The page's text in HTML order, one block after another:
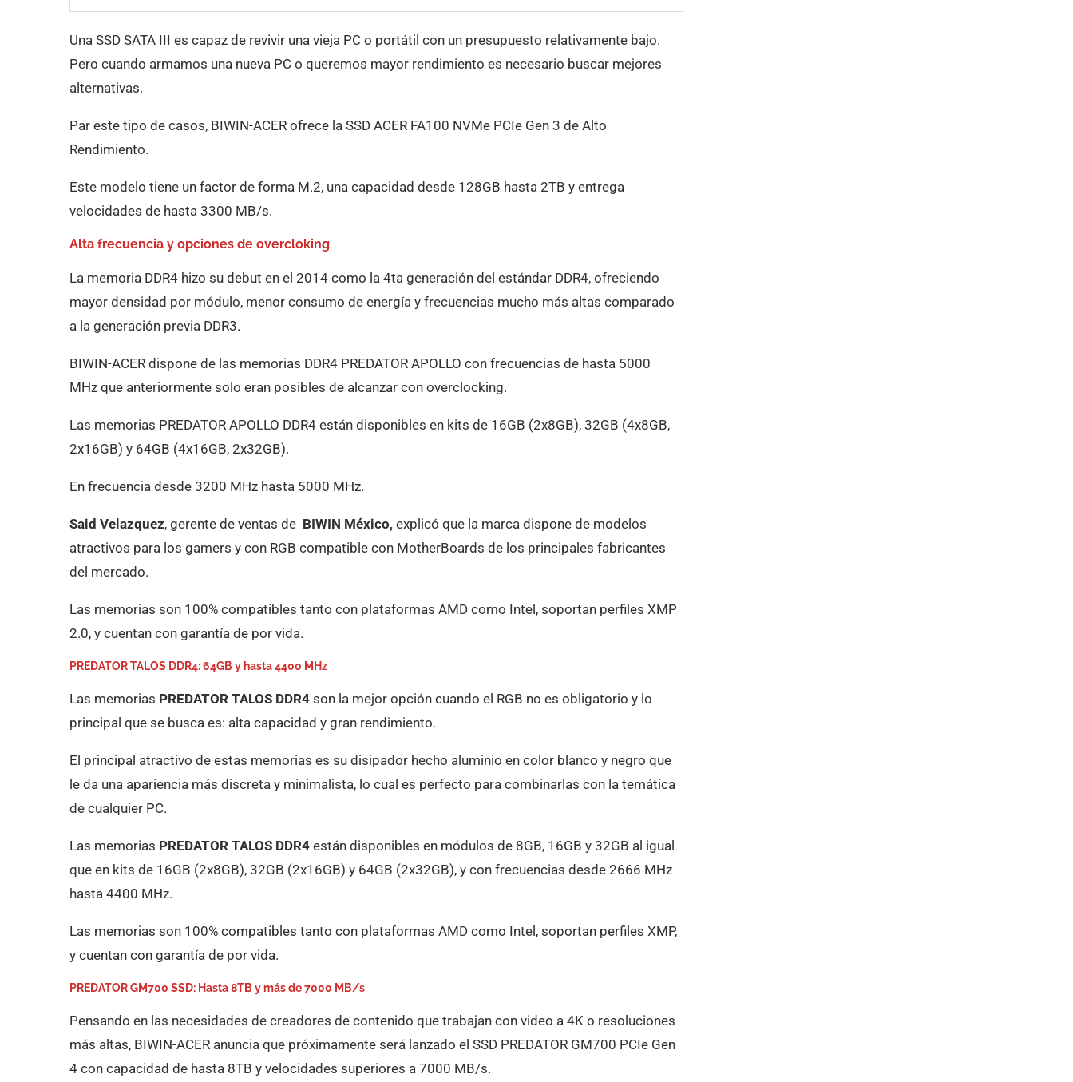
Una SSD SATA III es capaz de revivir una vieja PC o portátil con un presupuesto relativamente bajo.
Pero cuando armamos una nueva PC o queremos mayor rendimiento es necesario buscar mejores
alternativas.
Par este tipo de casos, BIWIN-ACER ofrece la SSD ACER FA100 NVMe PCIe Gen 3 de Alto
Rendimiento.
Este modelo tiene un factor de forma M.2, una capacidad desde 128GB hasta 2TB y entrega
velocidades de hasta 3300 MB/s.
Alta frecuencia y opciones de overcloking
La memoria DDR4 hizo su debut en el 2014 como la 4ta generación del estándar DDR4, ofreciendo
mayor densidad por módulo, menor consumo de energía y frecuencias mucho más altas comparado
a la generación previa DDR3.
BIWIN-ACER dispone de las memorias DDR4 PREDATOR APOLLO con frecuencias de hasta 5000
MHz que anteriormente solo eran posibles de alcanzar con overclocking.
Las memorias PREDATOR APOLLO DDR4 están disponibles en kits de 16GB (2x8GB), 32GB (4x8GB,
2x16GB) y 64GB (4x16GB, 2x32GB).
En frecuencia desde 3200 MHz hasta 5000 MHz.
Said Velazquez, gerente de ventas de BIWIN México, explicó que la marca dispone de modelos
atractivos para los gamers y con RGB compatible con MotherBoards de los principales fabricantes
del mercado.
Las memorias son 100% compatibles tanto con plataformas AMD como Intel, soportan perfiles XMP
2.0, y cuentan con garantía de por vida.
PREDATOR TALOS DDR4: 64GB y hasta 4400 MHz
Las memorias PREDATOR TALOS DDR4 son la mejor opción cuando el RGB no es obligatorio y lo
principal que se busca es: alta capacidad y gran rendimiento.
El principal atractivo de estas memorias es su disipador hecho aluminio en color blanco y negro que
le da una apariencia más discreta y minimalista, lo cual es perfecto para combinarlas con la temática
de cualquier PC.
Las memorias PREDATOR TALOS DDR4 están disponibles en módulos de 8GB, 16GB y 32GB al igual
que en kits de 16GB (2x8GB), 32GB (2x16GB) y 64GB (2x32GB), y con frecuencias desde 2666 MHz
hasta 4400 MHz.
Las memorias son 100% compatibles tanto con plataformas AMD como Intel, soportan perfiles XMP,
y cuentan con garantía de por vida.
PREDATOR GM700 SSD: Hasta 8TB y más de 7000 MB/s
Pensando en las necesidades de creadores de contenido que trabajan con video a 4K o resoluciones
más altas, BIWIN-ACER anuncia que próximamente será lanzado el SSD PREDATOR GM700 PCIe Gen
4 con capacidad de hasta 8TB y velocidades superiores a 7000 MB/s.